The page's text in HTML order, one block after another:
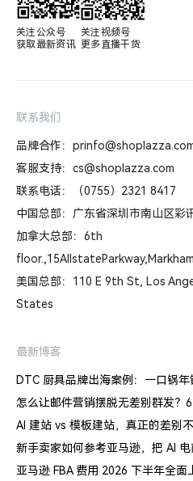
关注公众号
获取最新资讯
关注视频号
更多直播干货
联系我们
品牌合作：
客服支持：cs@shoplazza.com
联系电话：（0755）2321 8417
中国总部：广东省深圳市南山区彩
加拿大总部：6th
美国总部：110 E 9th St, Los
States
最新博客
怎么让邮件营销摆脱无差别群发？
AI 建站 vs 模板建站，真正的差别
新手卖家如何参考亚马逊，把 AI
亚马逊 FBA 费用 2026 下半年全